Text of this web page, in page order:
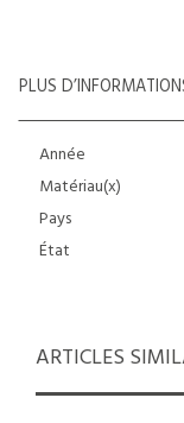
PLUS
Année
Matériau(x)
Pays
État
ARTICLES